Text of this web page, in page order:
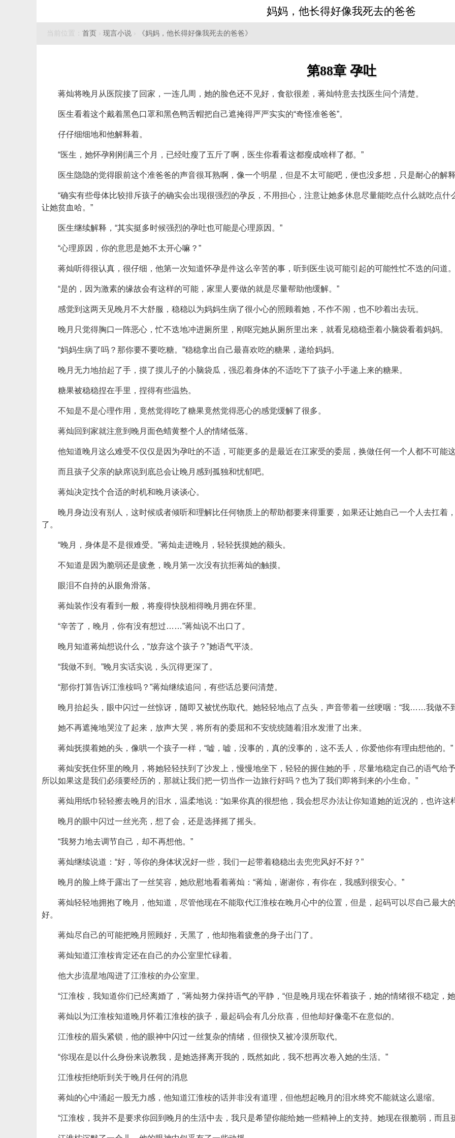
妈妈，他长得好像我死去的爸爸
当前位置： 首页 › 现言小说 › 《妈妈，他长得好像我死去的爸爸》
第88章 孕吐
蒋灿将晚月从医院接了回家，一连几周，她的脸色还不见好，食欲很差，蒋灿特意去找医生问个清楚。
医生看着这个戴着黑色口罩和黑色鸭舌帽把自己遮掩得严严实实的“奇怪准爸爸”。
仔仔细细地和他解释着。
“医生，她怀孕刚刚满三个月，已经吐瘦了五斤了啊，医生你看看这都瘦成啥样了都。”
医生隐隐的觉得眼前这个准爸爸的声音很耳熟啊，像一个明星，但是不太可能吧，便也没多想，只是耐心的解释
“确实有些母体比较排斥孩子的确实会出现很强烈的孕反，不用担心，注意让她多休息尽量能吃点什么就吃点
让她贫血哈。”
医生继续解释，“其实挺多时候强烈的孕吐也可能是心理原因。”
“心理原因，你的意思是她不太开心嘛？”
蒋灿听得很认真，很仔细，他第一次知道怀孕是件这么辛苦的事，听到医生说可能引起的可能性忙不迭的问道。
“是的，因为激素的缘故会有这样的可能，家里人要做的就是尽量帮助他缓解。”
感觉到这两天见晚月不大舒服，稳稳以为妈妈生病了很小心的照顾着她，不作不闹，也不吵着出去玩。
晚月只觉得胸口一阵恶心，忙不迭地冲进厕所里，刚呕完她从厕所里出来，就看见稳稳歪着小脑袋看着妈妈。
“妈妈生病了吗？那你要不要吃糖。”稳稳拿出自己最喜欢吃的糖果，递给妈妈。
晚月无力地抬起了手，摸了摸儿子的小脑袋瓜，强忍着身体的不适吃下了孩子小手递上来的糖果。
糖果被稳稳捏在手里，捏得有些温热。
不知是不是心理作用，竟然觉得吃了糖果竟然觉得恶心的感觉缓解了很多。
蒋灿回到家就注意到晚月面色蜡黄整个人的情绪低落。
他知道晚月这么难受不仅仅是因为孕吐的不适，可能更多的是最近在江家受的委屈，换做任何一个人都不可能
而且孩子父亲的缺席说到底总会让晚月感到孤独和忧郁吧。
蒋灿决定找个合适的时机和晚月谈谈心。
晚月身边没有别人，这时候或者倾听和理解比任何物质上的帮助都要来得重要，如果还让她自己一个人去扛着
了。
“晚月，身体是不是很难受。”蒋灿走进晚月，轻轻抚摸她的额头。
不知道是因为脆弱还是疲惫，晚月第一次没有抗拒蒋灿的触摸。
眼泪不自持的从眼角滑落。
蒋灿装作没有看到一般，将瘦得快脱相得晚月拥在怀里。
“辛苦了，晚月，你有没有想过……”蒋灿说不出口了。
晚月知道蒋灿想说什么，“放弃这个孩子？”她语气平淡。
“我做不到。”晚月实话实说，头沉得更深了。
“那你打算告诉江淮桉吗？”蒋灿继续追问，有些话总要问清楚。
晚月抬起头，眼中闪过一丝惊讶，随即又被忧伤取代。她轻轻地点了点头，声音带着一丝哽咽：“我……我做不
她不再遮掩地哭泣了起来，放声大哭，将所有的委屈和不安统统随着泪水发泄了出来。
蒋灿抚摸着她的头，像哄一个孩子一样，“嘘，嘘，没事的，真的没事的，这不丢人，你爱他你有理由想他的。”
蒋灿安抚住怀里的晚月，将她轻轻扶到了沙发上，慢慢地坐下，轻轻的握住她的手，尽量地稳定自己的语气给
所以如果这是我们必须要经历的，那就让我们把一切当作一边旅行好吗？也为了我们即将到来的小生命。”
蒋灿用纸巾轻轻擦去晚月的泪水，温柔地说：“如果你真的很想他，我会想尽办法让你知道她的近况的，也许这
晚月的眼中闪过一丝光亮，想了会，还是选择摇了摇头。
“我努力地去调节自己，却不再想他。”
蒋灿继续说道：“好，等你的身体状况好一些，我们一起带着稳稳出去兜兜风好不好？”
晚月的脸上终于露出了一丝笑容，她欣慰地看着蒋灿：“蒋灿，谢谢你，有你在，我感到很安心。”
蒋灿轻轻地拥抱了晚月，他知道，尽管他现在不能取代江淮桉在晚月心中的位置，但是，起码可以尽自己最大
好。
蒋灿尽自己的可能把晚月照顾好，天黑了，他却拖着疲惫的身子出门了。
蒋灿知道江淮桉肯定还在自己的办公室里忙碌着。
他大步流星地闯进了江淮桉的办公室里。
“江淮桉，我知道你们已经离婚了，”蒋灿努力保持语气的平静，“但是晚月现在怀着孩子，她的情绪很不稳定，
蒋灿以为江淮桉知道晚月怀着江淮桉的孩子，最起码会有几分欣喜，但他却好像毫不在意似的。
江淮桉的眉头紧锁，他的眼神中闪过一丝复杂的情绪，但很快又被冷漠所取代。
“你现在是以什么身份来说教我，是她选择离开我的，既然如此，我不想再次卷入她的生活。”
江淮桉拒绝听到关于晚月任何的消息
蒋灿的心中涌起一股无力感，他知道江淮桉的话并非没有道理，但他想起晚月的泪水终究不能就这么退缩。
“江淮桉，我并不是要求你回到晚月的生活中去，我只是希望你能给她一些精神上的支持。她现在很脆弱，而且